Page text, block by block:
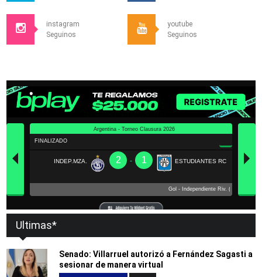
instagram
Seguinos
youtube
Seguinos
Ultimas*
Senado: Villarruel autorizó a Fernández Sagasti a
sesionar de manera virtual